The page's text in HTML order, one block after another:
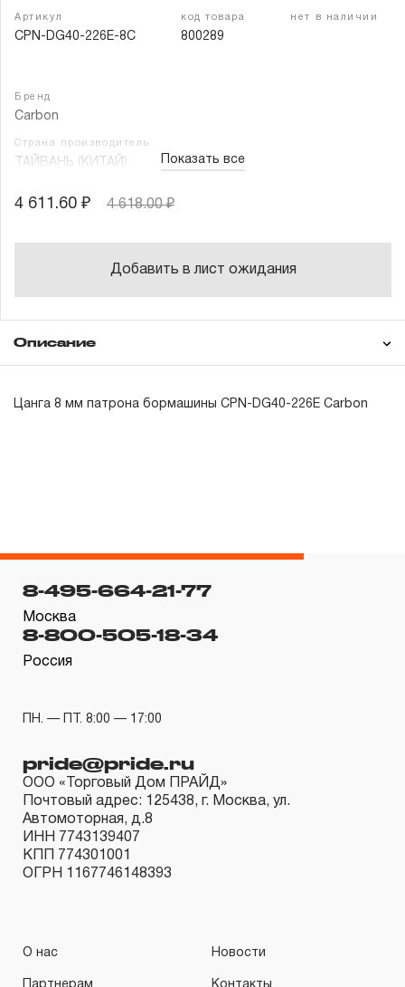
Артикул
CPN-DG40-226E-8C
код товара
800289
нет в наличии
Бренд
Carbon
Страна производитель
ТАЙВАНЬ (КИТАЙ) Показать все
4 611.60 ₽ 4 618.00 ₽
Добавить в лист ожидания
Описание
Цанга 8 мм патрона бормашины CPN-DG40-226E Carbon
себя признание неограниченного срока поддержания
гарантийных обязательств в течение всего периода
эксплуатации изделия, а также замена или ремонт
вышедшего из строя инструмента, если при
проведении технической экспертизы было
изготовлении изделия некачественные материалы или
1.2 «ПОЖИЗНЕННАЯ ГАРАНТИЯ» предоставляется
при условии соблюдения покупателем (потребителем)
правил эксплуатации, обслуживания, транспортировки
и хранения, применяемых для ручного слесарно-
монтажного инструмента.
2.1 На инструмент, имеющий в своей конструкции
8-495-664-21-77
Москва
8-800-505-18-34
Россия
ПН. — ПТ. 8:00 — 17:00
pride@pride.ru
ООО «Торговый Дом ПРАЙД»
Почтовый адрес: 125438, г. Москва, ул.
Автомоторная, д.8
ИНН 7743139407
КПП 774301001
ОГРН 1167746148393
О нас Новости